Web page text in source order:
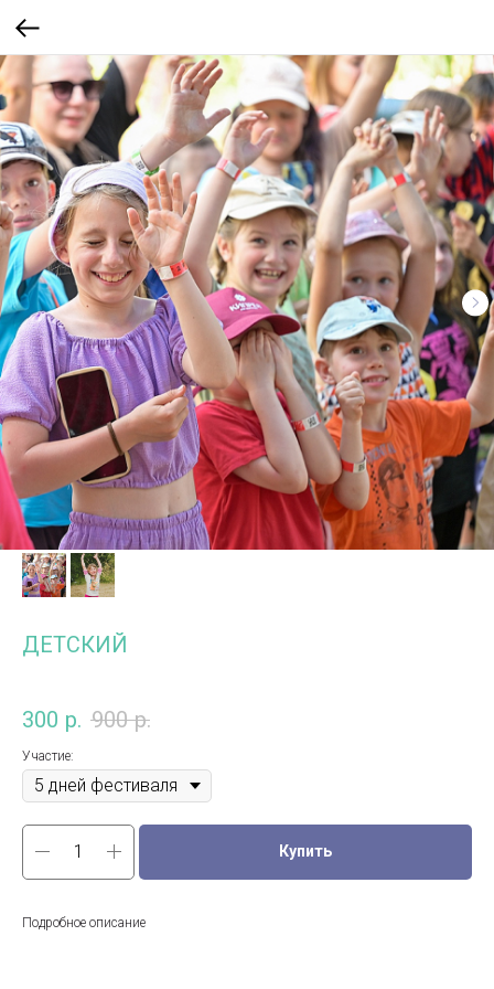
ДЕТСКИЙ
300 р. 900 р.
Участие:
Купить
Подробное описание